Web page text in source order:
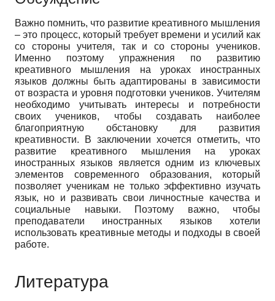
Важно помнить, что развитие креативного мышления
– это процесс, который требует времени и усилий как
со стороны учителя, так и со стороны учеников.
Именно поэтому упражнения по развитию
креативного мышления на уроках иностранных
языков должны быть адаптированы в зависимости
от возраста и уровня подготовки учеников. Учителям
необходимо учитывать интересы и потребности
своих учеников, чтобы создавать наиболее
благоприятную обстановку для развития
креативности. В заключении хочется отметить, что
развитие креативного мышления на уроках
иностранных языков является одним из ключевых
элементов современного образования, который
позволяет ученикам не только эффективно изучать
язык, но и развивать свои личностные качества и
социальные навыки. Поэтому важно, чтобы
преподаватели иностранных языков хотели
использовать креативные методы и подходы в своей
работе.
Литература